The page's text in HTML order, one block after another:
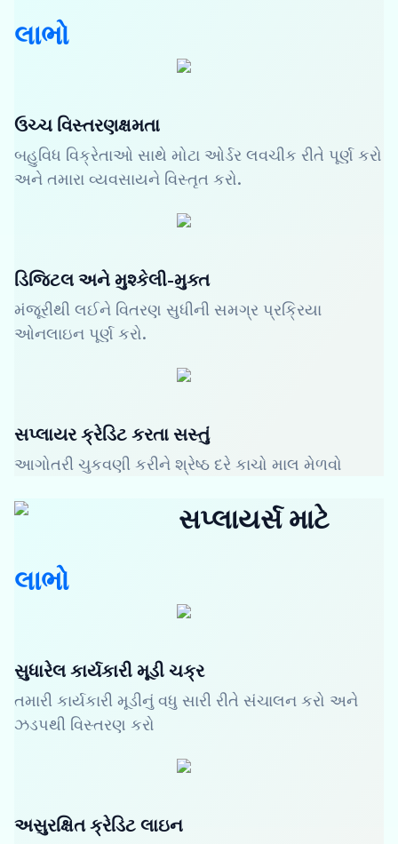
લાભો
ઉચ્ચ વિસ્તરણક્ષમતા
બહુવિધ વિક્રેતાઓ સાથે મોટા ઓર્ડર લવચીક રીતે પૂર્ણ કરો
અને તમારા વ્યવસાયને વિસ્તૃત કરો.
ડિજિટલ અને મુશ્કેલી-મુક્ત
મંજૂરીથી લઈને વિતરણ સુધીની સમગ્ર પ્રક્રિયા
ઓનલાઇન પૂર્ણ કરો.
સપ્લાયર ક્રેડિટ કરતા સસ્તું
આગોતરી ચુકવણી કરીને શ્રેષ્ઠ દરે કાચો માલ મેળવો
સપ્લાયર્સ માટે
લાભો
સુધારેલ કાર્યકારી મૂડી ચક્ર
તમારી કાર્યકારી મૂડીનું વધુ સારી રીતે સંચાલન કરો અને
ઝડપથી વિસ્તરણ કરો
અસુરક્ષિત ક્રેડિટ લાઇન